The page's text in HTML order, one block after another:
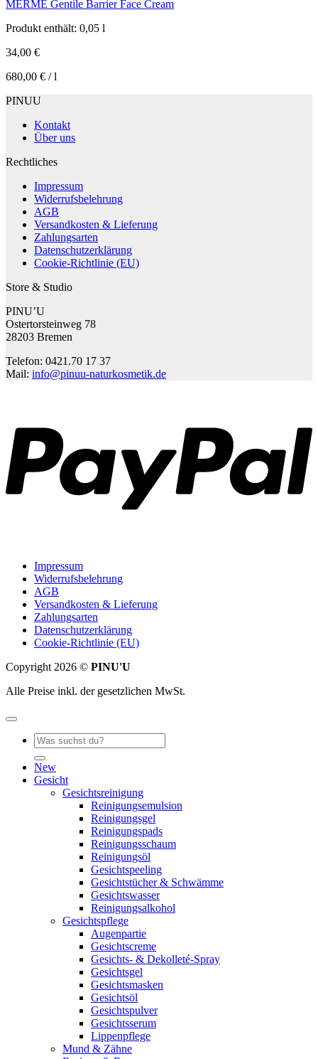
MERME Gentile Barrier Face Cream
Produkt enthält: 0,05 l
34,00 €
680,00 € /l
PINUU
Kontakt
Über uns
Rechtliches
Impressum
Widerrufsbelehrung
AGB
Versandkosten & Lieferung
Zahlungsarten
Datenschutzerklärung
Cookie-Richtlinie (EU)
Store & Studio
PINU’U
Ostertorsteinweg 78
28203 Bremen
Telefon: 0421.70 17 37
Mail: info@pinuu-naturkosmetik.de
Impressum
Widerrufsbelehrung
AGB
Versandkosten & Lieferung
Zahlungsarten
Datenschutzerklärung
Cookie-Richtlinie (EU)
Copyright 2026 © PINU'U
Alle Preise inkl. der gesetzlichen MwSt.
Suche
nach:
New
Gesicht
Gesichtsreinigung
Reinigungsemulsion
Reinigungsgel
Reinigungspads
Reinigungsschaum
Reinigungsöl
Gesichtspeeling
Gesichtstücher & Schwämme
Gesichtswasser
Reinigungsalkohol
Gesichtspflege
Augenpartie
Gesichtscreme
Gesichts- & Dekolleté-Spray
Gesichtsgel
Gesichtsmasken
Gesichtsöl
Gesichtspulver
Gesichtsserum
Lippenpflege
Mund & Zähne